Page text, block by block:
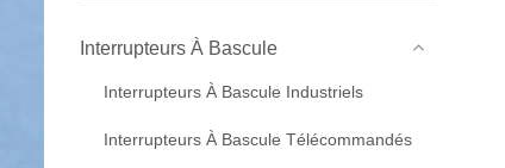
Interrupteurs À Bascule
Interrupteurs À Bascule Industriels
Interrupteurs À Bascule Télécommandés